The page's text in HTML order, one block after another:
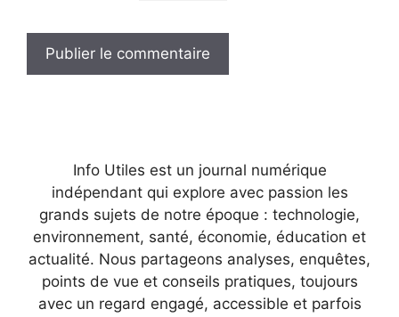
Info Utiles est un journal numérique
indépendant qui explore avec passion les
grands sujets de notre époque : technologie,
environnement, santé, économie, éducation et
actualité. Nous partageons analyses, enquêtes,
points de vue et conseils pratiques, toujours
avec un regard engagé, accessible et parfois